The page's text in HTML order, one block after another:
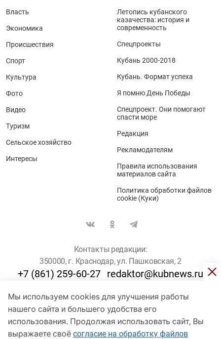
Мы используем cookies для улучшения работы
нашего сайта и большего удобства его
использования. Продолжая использовать сайт, Вы
выражаете своё согласие на обработку файлов
Власть
Экономика
Происшествия
Спорт
Культура
Фото
Видео
Туризм
Сельское хозяйство
Интересы
Летопись кубанского
казачества: история и
современность
Спецпроекты
Кубань 2000-2018
Кубань. Формат успеха
Я помню День Победы
Спецпроект. Они помогают
спасти море
Редакция
Рекламодателям
Правила использования
материалов сайта
Политика обработки файлов
cookie (Куки)
Контакты редакции:
350000, г. Краснодар, ул. Пашковская, 2
+7 (861) 259-60-27 redaktor@kubnews.ru
Для пользователей старше 16 лет
© Кубанские Новости, 2017
Сетевое издание «kubnews» зарегистрировано Федеральной